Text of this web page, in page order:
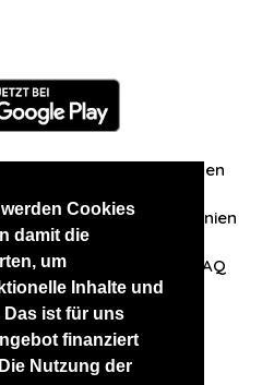
Cookies
damit die
um
Inhalte und
Das ist für uns
finanziert
Nutzung der
Zuschriften/Erfahrungen
AGB Datenschutzrichtlinien
uns auf FAQ
Websites